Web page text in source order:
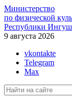
Министерство
по физической
Республики
9 августа 2026
vkontakte
Telegram
Max